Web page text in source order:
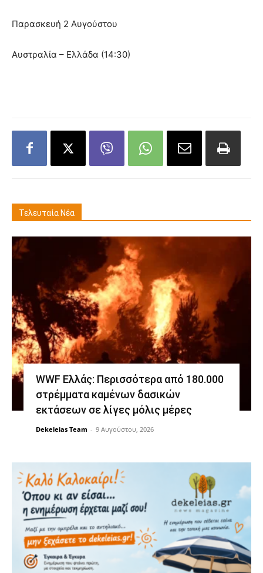
Παρασκευή 2 Αυγούστου
Αυστραλία – Ελλάδα (14:30)
Τελευταία Νέα
WWF Ελλάς: Περισσότερα από 180.000
στρέμματα καμένων δασικών
εκτάσεων σε λίγες μόλις μέρες
Dekeleias Team - 9 Αυγούστου, 2026